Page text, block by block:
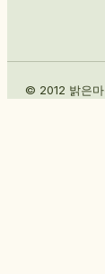
© 2012 밝은마